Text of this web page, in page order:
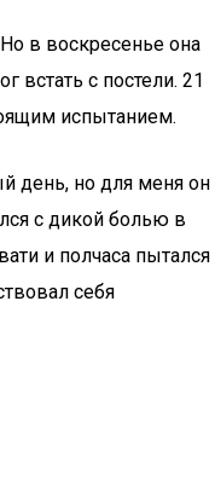
в воскресенье она
встать с постели. 21
испытанием.
день, но для меня он
с дикой болью в
и полчаса пытался
себя